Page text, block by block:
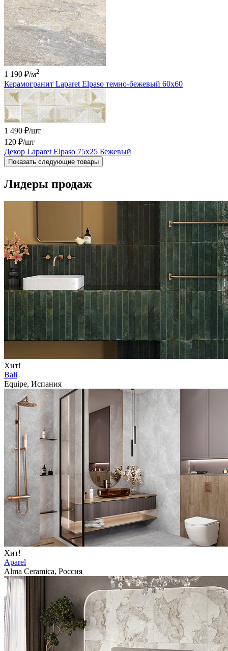
1 190 ₽/м2
Керамогранит Laparet Elpaso темно-бежевый 60x60
1 490 ₽/шт
120 ₽/шт
Декор Laparet Elpaso 75x25 Бежевый
Показать следующие товары
Лидеры продаж
Хит!
Bali
Equipe, Испания
Хит!
Aparel
Alma Ceramica, Россия